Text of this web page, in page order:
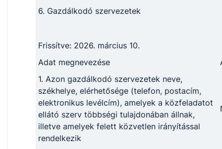
6. Gazdálkodó szervezetek
Frissítve: 2026. március 10.
Adat megnevezése
1. Azon gazdálkodó szervezetek neve,
székhelye, elérhetősége (telefon, postacím,
elektronikus levélcím), amelyek a közfeladatot
ellátó szerv többségi tulajdonában állnak,
illetve amelyek felett közvetlen irányítással
rendelkezik